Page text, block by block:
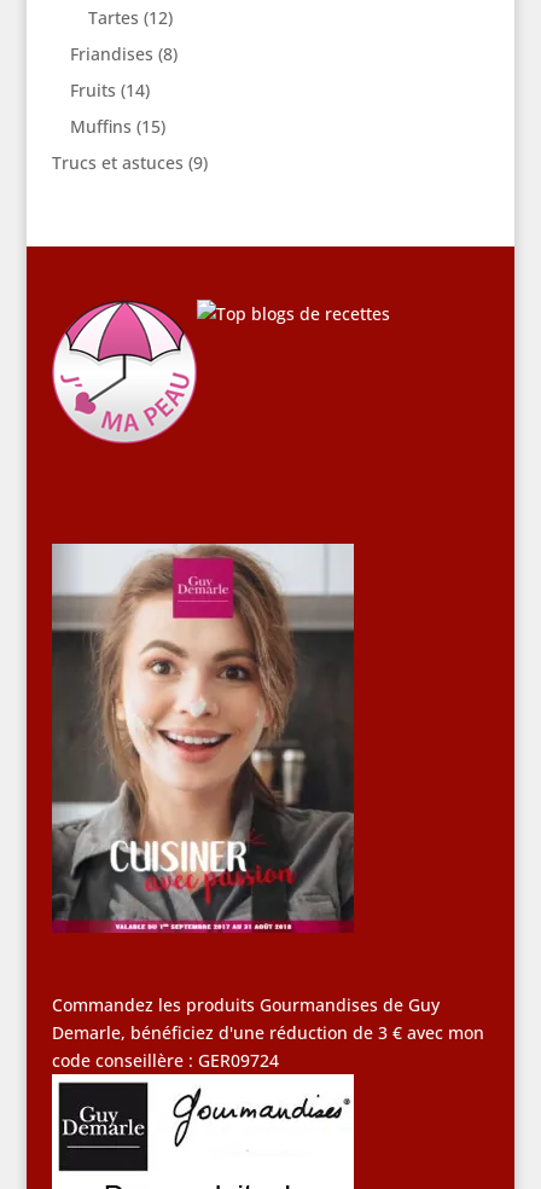
Tartes (12)
Friandises (8)
Fruits (14)
Muffins (15)
Trucs et astuces (9)
Commandez les produits Gourmandises de Guy
Demarle, bénéficiez d'une réduction de 3 € avec mon
code conseillère : GER09724